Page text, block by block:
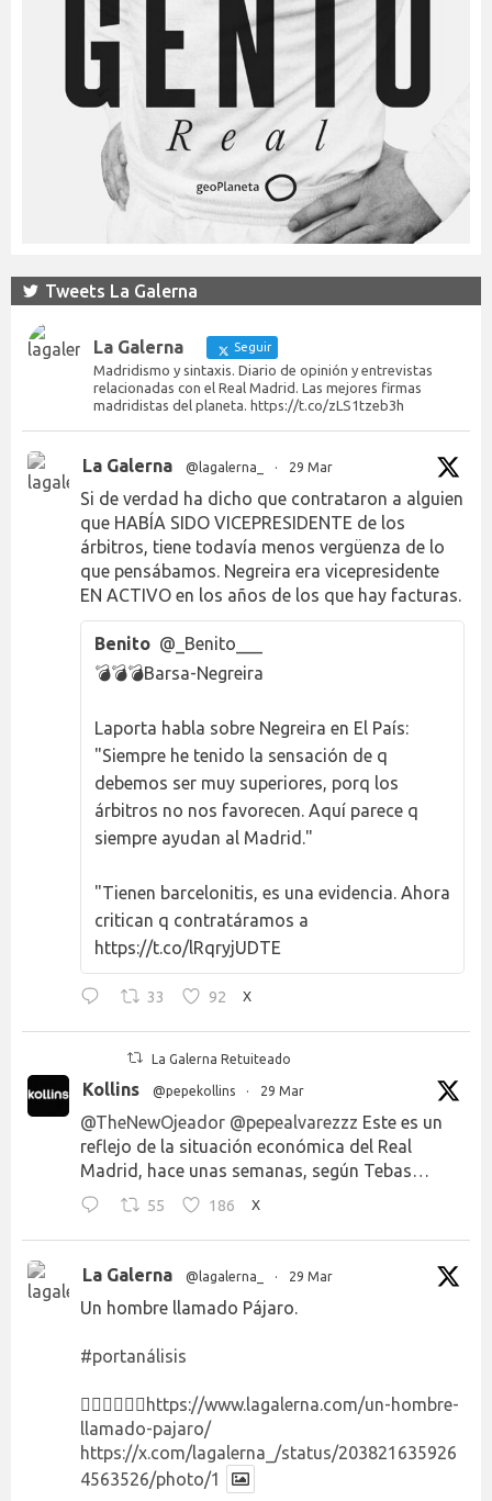
Tweets La Galerna
La Galerna Seguir
Madridismo y sintaxis. Diario de opinión y entrevistas
relacionadas con el Real Madrid. Las mejores firmas
madridistas del planeta. https://t.co/zLS1tzeb3h
La Galerna @lagalerna_ · 29 Mar
Si de verdad ha dicho que contrataron a alguien
que HABÍA SIDO VICEPRESIDENTE de los
árbitros, tiene todavía menos vergüenza de lo
que pensábamos. Negreira era vicepresidente
EN ACTIVO en los años de los que hay facturas.
Benito @_Benito___
💣💣💣Barsa-Negreira
Laporta habla sobre Negreira en El País:
"Siempre he tenido la sensación de q
debemos ser muy superiores, porq los
árbitros no nos favorecen. Aquí parece q
siempre ayudan al Madrid."
"Tienen barcelonitis, es una evidencia. Ahora
critican q contratáramos a
https://t.co/lRqryjUDTE
33 92 X
La Galerna Retuiteado
Kollins @pepekollins · 29 Mar
@TheNewOjeador @pepealvarezzz Este es un
reflejo de la situación económica del Real
Madrid, hace unas semanas, según Tebas…
55 186 X
La Galerna @lagalerna_ · 29 Mar
Un hombre llamado Pájaro.
#portanálisis
👉🏻👉🏻👉🏻 https://www.lagalerna.com/un-hombre-
llamado-pajaro/
https://x.com/lagalerna_/status/203821635926
4563526/photo/1